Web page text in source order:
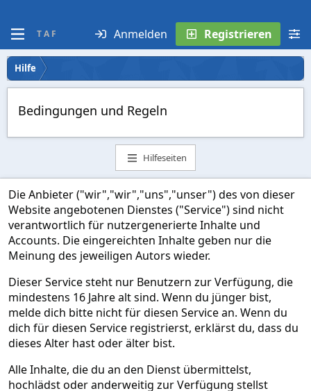
T A F Anmelden Registrieren
Hilfe
Bedingungen und Regeln
Hilfeseiten
Die Anbieter ("wir","wir","uns","unser") des von dieser
Website angebotenen Dienstes ("Service") sind nicht
verantwortlich für nutzergenerierte Inhalte und
Accounts. Die eingereichten Inhalte geben nur die
Meinung des jeweiligen Autors wieder.
Dieser Service steht nur Benutzern zur Verfügung, die
mindestens 16 Jahre alt sind. Wenn du jünger bist,
melde dich bitte nicht für diesen Service an. Wenn du
dich für diesen Service registrierst, erklärst du, dass du
dieses Alter hast oder älter bist.
Alle Inhalte, die du an den Dienst übermittelst,
hochlädst oder anderweitig zur Verfügung stellst